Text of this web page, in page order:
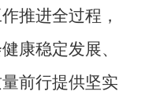
推进全过程，
康稳定发展、
前行提供坚实